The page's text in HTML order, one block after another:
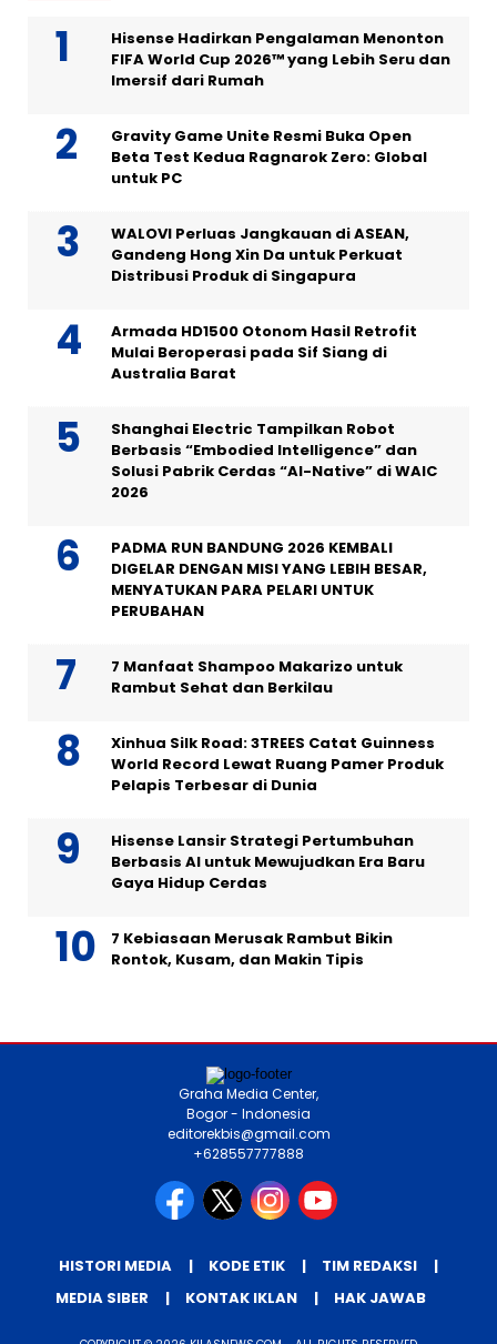
Hisense Hadirkan Pengalaman Menonton
FIFA World Cup 2026™ yang Lebih Seru dan
Imersif dari Rumah
Gravity Game Unite Resmi Buka Open
Beta Test Kedua Ragnarok Zero: Global
untuk PC
WALOVI Perluas Jangkauan di ASEAN,
Gandeng Hong Xin Da untuk Perkuat
Distribusi Produk di Singapura
Armada HD1500 Otonom Hasil Retrofit
Mulai Beroperasi pada Sif Siang di
Australia Barat
Shanghai Electric Tampilkan Robot
Berbasis “Embodied Intelligence” dan
Solusi Pabrik Cerdas “AI-Native” di WAIC
2026
PADMA RUN BANDUNG 2026 KEMBALI
DIGELAR DENGAN MISI YANG LEBIH BESAR,
MENYATUKAN PARA PELARI UNTUK
PERUBAHAN
7 Manfaat Shampoo Makarizo untuk
Rambut Sehat dan Berkilau
Xinhua Silk Road: 3TREES Catat Guinness
World Record Lewat Ruang Pamer Produk
Pelapis Terbesar di Dunia
Hisense Lansir Strategi Pertumbuhan
Berbasis AI untuk Mewujudkan Era Baru
Gaya Hidup Cerdas
7 Kebiasaan Merusak Rambut Bikin
Rontok, Kusam, dan Makin Tipis
Graha Media Center,
Bogor - Indonesia
editorekbis@gmail.com
+628557777888
HISTORI MEDIA KODE ETIK
TIM REDAKSI
MEDIA SIBER
KONTAK IKLAN HAK JAWAB